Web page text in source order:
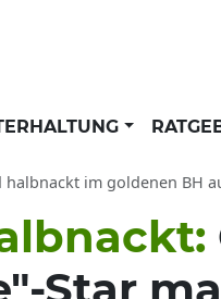
im goldenen BH auf